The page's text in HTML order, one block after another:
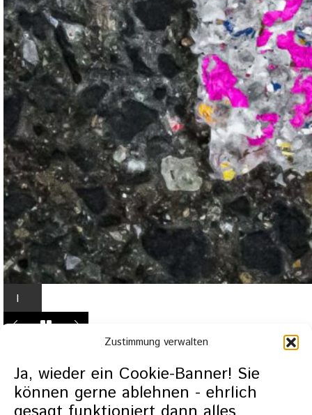
Zustimmung verwalten
Ja, wieder ein Cookie-Banner! Sie
können gerne ablehnen - ehrlich
I
n
g
h
t